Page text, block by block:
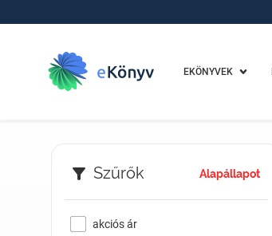
EKÖNYVEK
Szűrők Alapállapot
akciós ár